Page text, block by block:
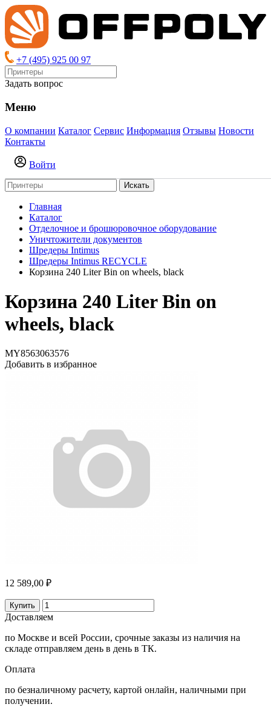
+7 (495) 925 00 97
Задать вопрос
Меню
О компании Каталог Сервис Информация Отзывы Новости
Контакты
Войти
Искать
Главная
Каталог
Отделочное и брошюровочное оборудование
Уничтожители документов
Шредеры Intimus
Шредеры Intimus RECYCLE
Корзина 240 Liter Bin on wheels, black
Корзина 240 Liter Bin on
wheels, black
MY8563063576
Добавить в избранное
12 589,00 ₽
Купить
Доставляем
по Москве и всей России, срочные заказы из наличия на
складе отправляем день в день в ТК.
Оплата
по безналичному расчету, картой онлайн, наличными при
получении.